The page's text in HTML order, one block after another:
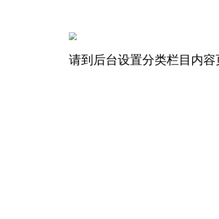
请到后台设置分类栏目内容